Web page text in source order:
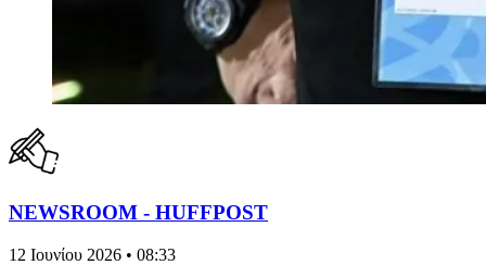
NEWSROOM - HUFFPOST
12 Ιουνίου 2026 • 08:33